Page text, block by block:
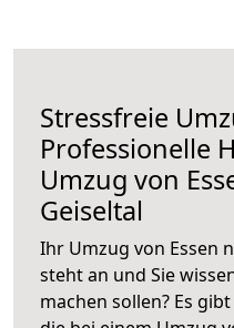
Stressfreie
Professionelle
Umzug von
Geiseltal
Ihr Umzug von Essen
steht an und Sie
machen sollen? Es